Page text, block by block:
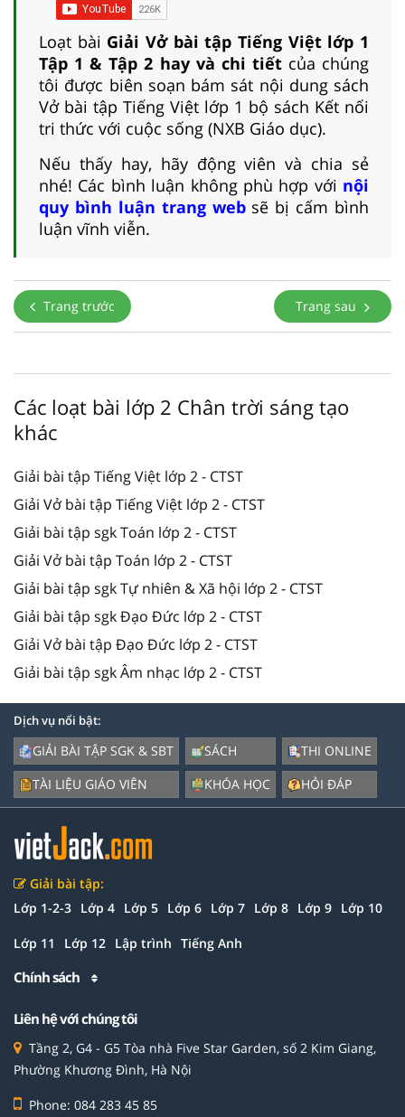
Loạt bài Giải Vở bài tập Tiếng Việt lớp 1
Tập 1 & Tập 2 hay và chi tiếtcủa chúng
tôi được biên soạn bám sát nội dung sách
Vở bài tập Tiếng Việt lớp 1 bộ sách Kết nối
tri thức với cuộc sống (NXB Giáo dục).
Nếu thấy hay, hãy động viên và chia sẻ
nhé! Các bình luận không phù hợp với nội
quy bình luận trang websẽ bị cấm bình
luận vĩnh viễn.
Trang trước Trang sau
Các loạt bài lớp 2 Chân trời sáng tạo
khác
Giải bài tập Tiếng Việt lớp 2 - CTST
Giải Vở bài tập Tiếng Việt lớp 2 - CTST
Giải bài tập sgk Toán lớp 2 - CTST
Giải Vở bài tập Toán lớp 2 - CTST
Giải bài tập sgk Tự nhiên & Xã hội lớp 2 - CTST
Giải bài tập sgk Đạo Đức lớp 2 - CTST
Giải Vở bài tập Đạo Đức lớp 2 - CTST
Giải bài tập sgk Âm nhạc lớp 2 - CTST
Dịch vụ nổi bật:
GIẢI BÀI TẬP SGK & SBT
TÀI LIỆU GIÁO VIÊN
SÁCH
KHÓA HỌC
THI ONLINE
HỎI ĐÁP
Giải bài tập:
Lớp 1-2-3 Lớp 4 Lớp 5 Lớp 6 Lớp 7 Lớp 8 Lớp 9 Lớp 10
Lớp 11 Lớp 12 Lập trình Tiếng Anh
Chính sách
Liên hệ với chúng tôi
Tầng 2, G4 - G5 Tòa nhà Five Star Garden, số 2 Kim Giang,
Phường Khương Đình, Hà Nội
Phone: 084 283 45 85